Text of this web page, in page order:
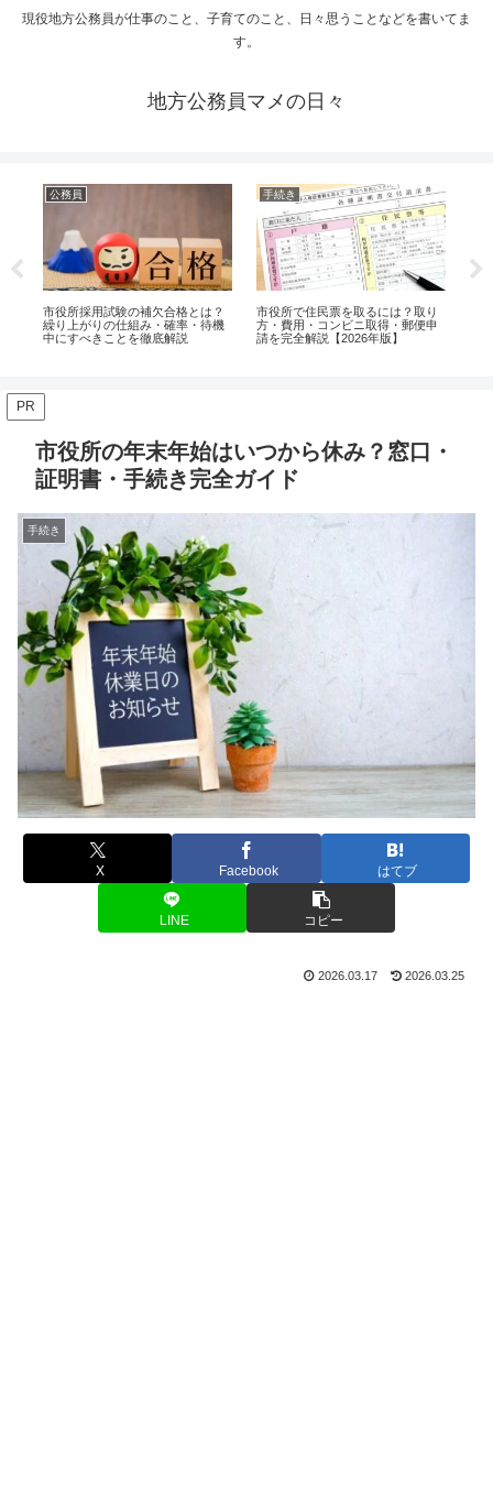
現役地方公務員が仕事のこと、子育てのこと、日々思うことなどを書いてま
す。
地方公務員マメの日々
公務員
市役所採用試験の補欠合格とは？
繰り上がりの仕組み・確率・待機
中にすべきことを徹底解説
手続き
市役所で住民票を取るには？取り
方・費用・コンビニ取得・郵便申
請を完全解説【2026年版】
PR
市役所の年末年始はいつから休み？窓口・
証明書・手続き完全ガイド
手続き
X Facebook はてブ
LINE コピー
2026.03.17 2026.03.25